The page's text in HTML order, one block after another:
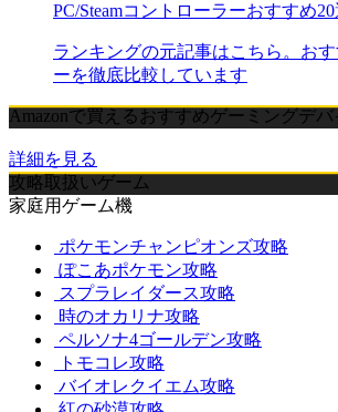
PC/Steamコントローラーおすすめ
ランキングの元記事はこちら。お
ーを徹底比較しています
Amazonで買えるおすすめゲーミングデバ
詳細を見る
攻略取扱いゲーム
家庭用ゲーム機
ポケモンチャンピオンズ攻略
ぽこあポケモン攻略
スプラレイダース攻略
時のオカリナ攻略
ペルソナ4ゴールデン攻略
トモコレ攻略
バイオレクイエム攻略